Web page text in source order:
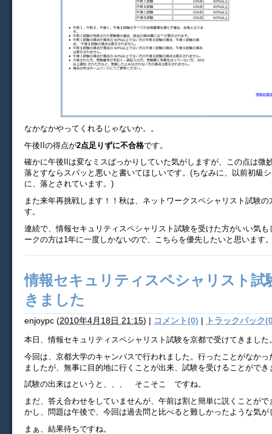
なかなかやってくれるじゃないか。。
午後IIの得点が2点足りずに不合格です。
確かに午後IIは変なミスばっかりしていた気がしますが、この点は微
落とすならスパッと悪いと書いてほしいです。(ちなみに、以前初級
に、落とされています。)
また来年再挑戦します！！秋は、ネットワークスペシャリスト試験
す。
連続で、情報セキュリティスペシャリスト試験を受けた方がいい気も
ークの方は1年に一度しかないので、こちらを優先したいと思います
情報セキュリティスペシャリスト試
きました
enjoypc (2010年4月18日 21:15) | コメント(0) | トラックバック
本日、情報セキュリティスペシャリスト試験を京都で受けてきました
今回は、京都大学のキャンパスで行われました。行ったことがなかっ
ましたが、無事に目的地に行くことが出来、試験を受けることができ
試験の出来はというと、、、 そこそこ ですね。
まだ、答え合わせをしていませんが、午前は割と簡単に説くことが
かし、問題は午後で、今回は過去問と比べると難しかったような気が
まぁ、結果待ちですね。